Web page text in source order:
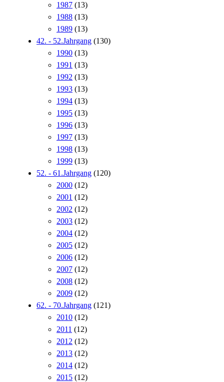
1987 (13)
1988 (13)
1989 (13)
42. - 52.Jahrgang (130)
1990 (13)
1991 (13)
1992 (13)
1993 (13)
1994 (13)
1995 (13)
1996 (13)
1997 (13)
1998 (13)
1999 (13)
52. - 61.Jahrgang (120)
2000 (12)
2001 (12)
2002 (12)
2003 (12)
2004 (12)
2005 (12)
2006 (12)
2007 (12)
2008 (12)
2009 (12)
62. - 70.Jahrgang (121)
2010 (12)
2011 (12)
2012 (12)
2013 (12)
2014 (12)
2015 (12)